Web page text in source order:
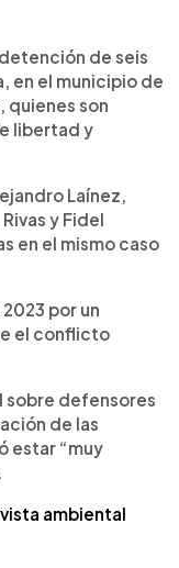
de seis
en el municipio de
quienes son
libertad y
Laínez,
y Fidel
en el mismo caso
por un
el conflicto
sobre defensores
de las
estar “muy
ambiental